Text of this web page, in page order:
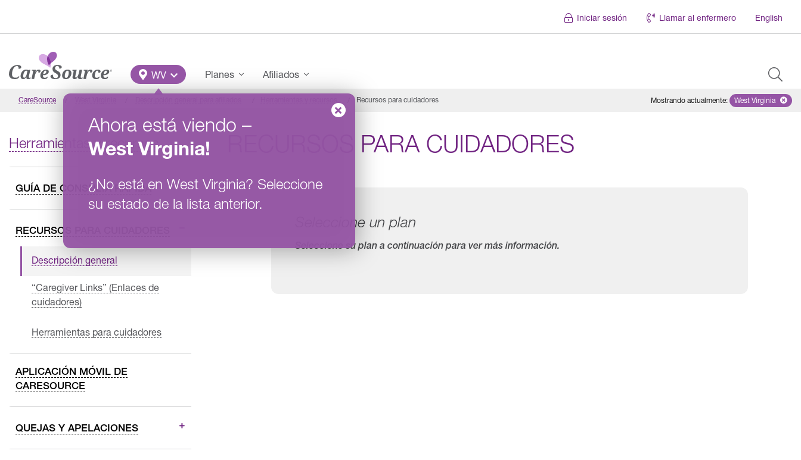
Iniciar sesión Llamar al enfermero English
Main Menu
WV
Ahora está viendo –
West Virginia!
¿No está en West Virginia? Seleccione
su estado de la lista anterior.
Planes Afiliados
CareSource Recursos para cuidadores Mostrando actualmente: Remove
West Virginia
Herramientas y recursos
GUÍA DE CONSULTA RÁPIDA
RECURSOS PARA CUIDADORES
Descripción general
“Caregiver Links” (Enlaces de
cuidadores)
Herramientas para cuidadores
APLICACIÓN MÓVIL DE
CARESOURCE
QUEJAS Y APELACIONES
RECURSOS PARA CUIDADORES
Seleccione un plan
Seleccione su plan a continuación para ver más información.